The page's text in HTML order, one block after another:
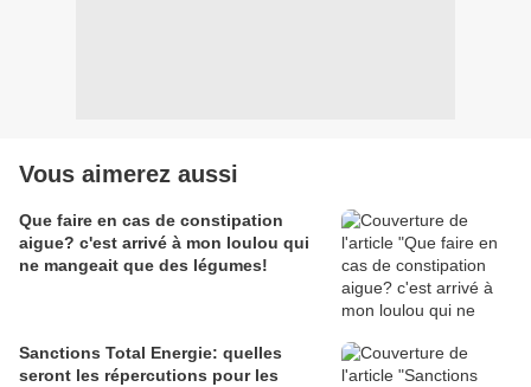
Vous aimerez aussi
Que faire en cas de constipation
aigue? c'est arrivé à mon loulou qui
ne mangeait que des légumes!
Sanctions Total Energie: quelles
seront les répercutions pour les